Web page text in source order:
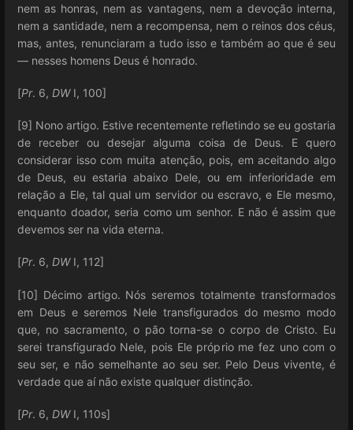
nem as honras, nem as vantagens, nem a devoção interna,
nem a santidade, nem a recompensa, nem o reinos dos céus,
mas, antes, renunciaram a tudo isso e também ao que é seu
— nesses homens Deus é honrado.
[Pr. 6, DWI, 100]
[9] Nono artigo. Estive recentemente refletindo se eu gostaria
de receber ou desejar alguma coisa de Deus. E quero
considerar isso com muita atenção, pois, em aceitando algo
de Deus, eu estaria abaixo Dele, ou em inferioridade em
relação a Ele, tal qual um servidor ou escravo, e Ele mesmo,
enquanto doador, seria como um senhor. E não é assim que
devemos ser na vida eterna.
[Pr. 6, DWI, 112]
[10] Décimo artigo. Nós seremos totalmente transformados
em Deus e seremos Nele transfigurados do mesmo modo
que, no sacramento, o pão torna-se o corpo de Cristo. Eu
serei transfigurado Nele, pois Ele próprio me fez uno com o
seu ser, e não semelhante ao seu ser. Pelo Deus vivente, é
verdade que aí não existe qualquer distinção.
[Pr. 6, DWI, 110s]